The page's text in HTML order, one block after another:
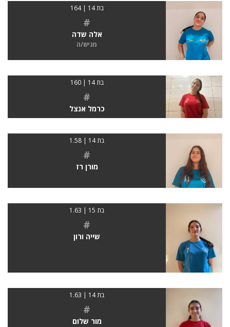
בת 14 | 164
#
אלה שדה
מגיש/ה
בת 14 | 160
#
כרמל אנצל
בת 14 | 1.58
#
מורן רז
בת 15 | 1.63
#
שייה ורון
בת 14 | 1.63
#
מור שלום